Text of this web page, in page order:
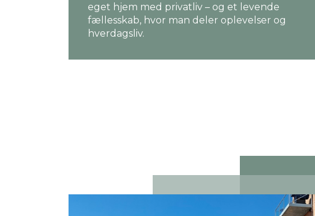
eget hjem med privatliv – og et levende
fællesskab, hvor man deler oplevelser og
hverdagsliv.